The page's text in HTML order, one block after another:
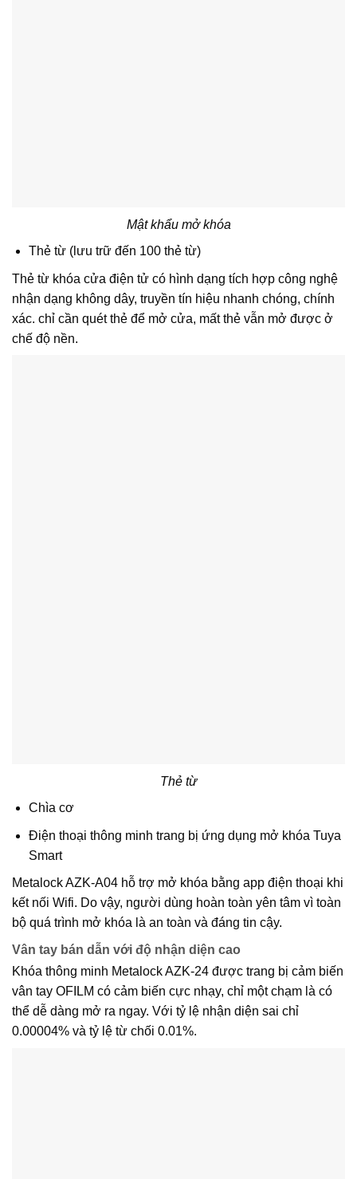
Mật khẩu mở khóa
Thẻ từ (lưu trữ đến 100 thẻ từ)
Thẻ từ khóa cửa điện tử có hình dạng tích hợp công nghệ
nhận dạng không dây, truyền tín hiệu nhanh chóng, chính
xác. chỉ cần quét thẻ để mở cửa, mất thẻ vẫn mở được ở
chế độ nền.
Thẻ từ
Chìa cơ
Điện thoại thông minh trang bị ứng dụng mở khóa Tuya
Smart
Metalock AZK-A04 hỗ trợ mở khóa bằng app điện thoại khi
kết nối Wifi. Do vậy, người dùng hoàn toàn yên tâm vì toàn
bộ quá trình mở khóa là an toàn và đáng tin cậy.
Vân tay bán dẫn với độ nhận diện cao
Khóa thông minh Metalock AZK-24 được trang bị cảm biến
vân tay OFILM có cảm biến cực nhạy, chỉ một chạm là có
thể dễ dàng mở ra ngay. Với tỷ lệ nhận diện sai chỉ
0.00004% và tỷ lệ từ chối 0.01%.